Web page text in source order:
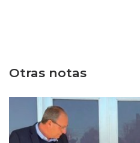
Otras notas